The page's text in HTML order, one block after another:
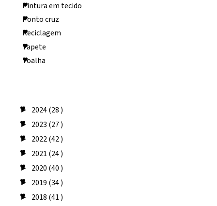
Pintura em tecido
Ponto cruz
Reciclagem
Tapete
Toalha
► 2024(28 )
► 2023 (27 )
► 2022(42 )
► 2021 (24 )
► 2020 (40 )
► 2019 (34 )
► 2018 (41 )